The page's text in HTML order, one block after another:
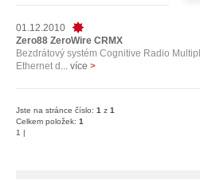
01.12.2010
Zero88 ZeroWire CRMX
Bezdrátový systém Cognitive Radio
Ethernet d ... více >
Jste na stránce číslo: 1 z 1
Celkem položek: 1
1 |